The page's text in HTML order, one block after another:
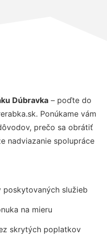
Dúbravka – poďte do
Ponúkame vám
prečo sa obrátiť
nadviazanie spolupráce
služieb
na mieru
skrytých poplatkov